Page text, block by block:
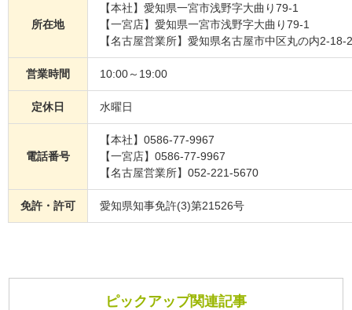
所在地
【本社】愛知県一宮市浅野字大曲り79-1
【一宮店】愛知県一宮市浅野字大曲り79-1
【名古屋営業所】愛知県名古屋市中区丸の内2-18-
営業時間 10:00～19:00
定休日 水曜日
電話番号
【本社】0586-77-9967
【一宮店】0586-77-9967
【名古屋営業所】052-221-5670
免許・許可 愛知県知事免許(3)第21526号
ピックアップ関連記事